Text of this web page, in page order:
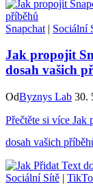
Snapchat | Sociální
Jak propojit
dosah vašich
OdByznys Lab 30.
Přečtěte si více Jak
dosah vašich
Sociální Sítě |